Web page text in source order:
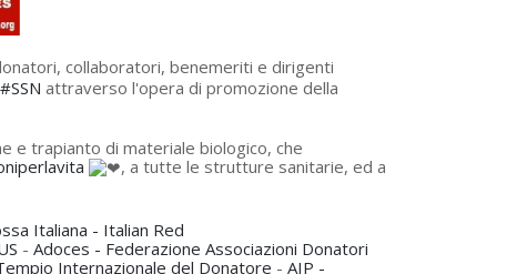
collaboratori, benemeriti e dirigenti
#SSN attraverso l'opera di promozione della
e trapianto di materiale biologico, che
, a tutte le strutture sanitarie, ed a
Italiana - Italian Red
- Adoces - Federazione Associazioni Donatori
Internazionale del Donatore - AIP -